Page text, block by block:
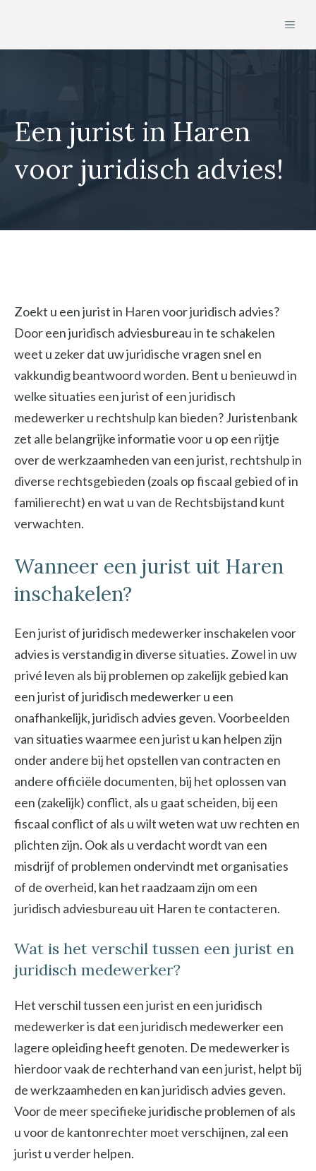
de
Een jurist in Haren
voor juridisch advies!
Zoekt u een jurist in Haren voor juridisch advies?
Door een juridisch adviesbureau in te schakelen
weet u zeker dat uw juridische vragen snel en
vakkundig beantwoord worden. Bent u benieuwd in
welke situaties een jurist of een juridisch
medewerker u rechtshulp kan bieden? Juristenbank
zet alle belangrijke informatie voor u op een rijtje
over de werkzaamheden van een jurist, rechtshulp in
diverse rechtsgebieden (zoals op fiscaal gebied of in
familierecht) en wat u van de Rechtsbijstand kunt
verwachten.
Wanneer een jurist uit Haren
inschakelen?
Een jurist of juridisch medewerker inschakelen voor
advies is verstandig in diverse situaties. Zowel in uw
privé leven als bij problemen op zakelijk gebied kan
een jurist of juridisch medewerker u een
onafhankelijk, juridisch advies geven. Voorbeelden
van situaties waarmee een jurist u kan helpen zijn
onder andere bij het opstellen van contracten en
andere officiële documenten, bij het oplossen van
een (zakelijk) conflict, als u gaat scheiden, bij een
fiscaal conflict of als u wilt weten wat uw rechten en
plichten zijn. Ook als u verdacht wordt van een
misdrijf of problemen ondervindt met organisaties
of de overheid, kan het raadzaam zijn om een
juridisch adviesbureau uit Haren te contacteren.
Wat is het verschil tussen een jurist en
juridisch medewerker?
Het verschil tussen een jurist en een juridisch
medewerker is dat een juridisch medewerker een
lagere opleiding heeft genoten. De medewerker is
hierdoor vaak de rechterhand van een jurist, helpt bij
de werkzaamheden en kan juridisch advies geven.
Voor de meer specifieke juridische problemen of als
u voor de kantonrechter moet verschijnen, zal een
jurist u verder helpen.